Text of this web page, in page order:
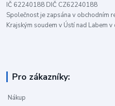
IČ 62240188 DIČ CZ62240188
Společnost je zapsána v obchodním
Krajským soudem v Ústí nad Labem
Pro zákazníky:
Nákup